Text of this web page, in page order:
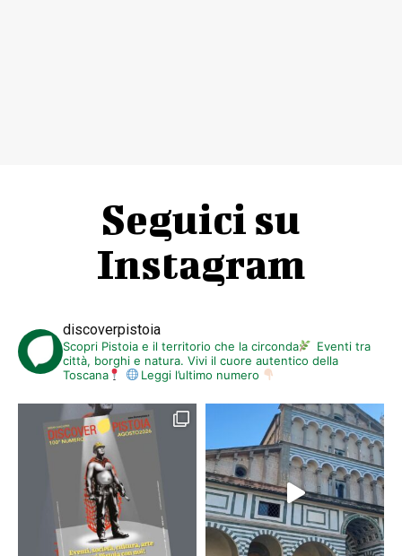
Seguici su
Instagram
discoverpistoia
Scopri Pistoia e il territorio che la circonda
Eventi tra
città, borghi e natura. Vivi il cuore autentico della
Toscana
Leggi l’ultimo numero